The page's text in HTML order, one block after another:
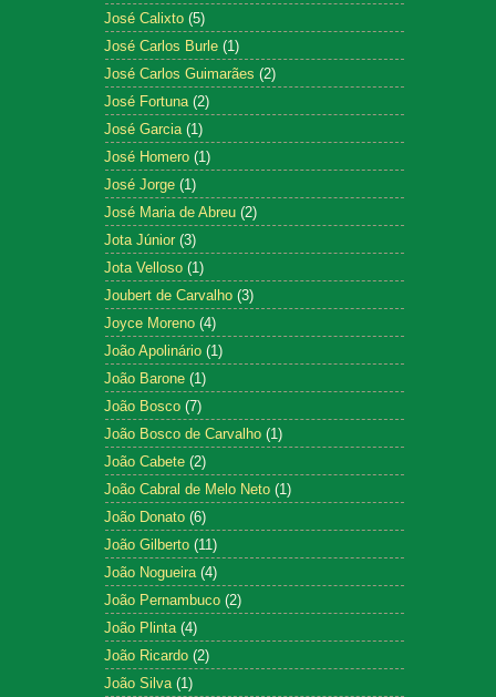
José Calixto (5)
José Carlos Burle (1)
José Carlos Guimarães (2)
José Fortuna (2)
José Garcia (1)
José Homero (1)
José Jorge (1)
José Maria de Abreu (2)
Jota Júnior (3)
Jota Velloso (1)
Joubert de Carvalho (3)
Joyce Moreno (4)
João Apolinário (1)
João Barone (1)
João Bosco (7)
João Bosco de Carvalho (1)
João Cabete (2)
João Cabral de Melo Neto (1)
João Donato (6)
João Gilberto (11)
João Nogueira (4)
João Pernambuco (2)
João Plinta (4)
João Ricardo (2)
João Silva (1)